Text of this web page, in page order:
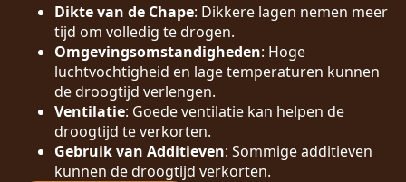
Dikte van de Chape: Dikkere lagen nemen meer
tijd om volledig te drogen.
Omgevingsomstandigheden: Hoge
luchtvochtigheid en lage temperaturen kunnen
de droogtijd verlengen.
Ventilatie: Goede ventilatie kan helpen de
droogtijd te verkorten.
Gebruik van Additieven: Sommige additieven
kunnen de droogtijd verkorten.